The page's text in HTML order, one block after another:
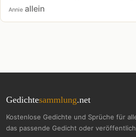
Annie allein
Gedichtesammlung.net
Kostenlose Gedichte und Sprüche für
das passende Gedicht oder